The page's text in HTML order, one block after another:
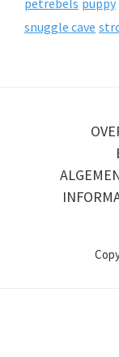
petrebels puppy
snuggle cave